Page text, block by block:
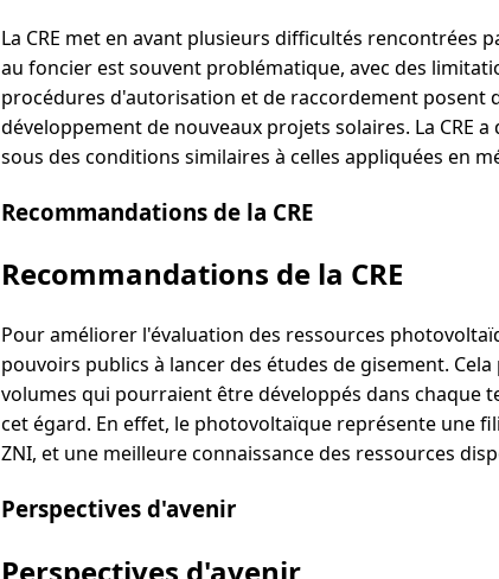
La CRE met en avant plusieurs difficultés rencontrées
au foncier est souvent problématique, avec des
procédures d'autorisation et de raccordement posent
développement de nouveaux projets solaires. La CRE
sous des conditions similaires à celles appliquées en
Recommandations de la CRE
Recommandations de la CRE
Pour améliorer l'évaluation des ressources
pouvoirs publics à lancer des études de gisement.
volumes qui pourraient être développés dans chaque
cet égard. En effet, le photovoltaïque représente une
ZNI, et une meilleure connaissance des ressources
Perspectives d'avenir